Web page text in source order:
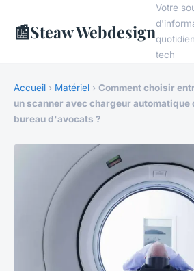
📰Steaw Webdesign
Votre
tech
Accueil › Matériel › Comment choisir
un scanner avec chargeur automatique
bureau d'avocats ?